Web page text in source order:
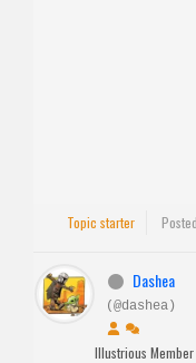
Topic starter
Dashea
(@dashea)
Illustrious Member